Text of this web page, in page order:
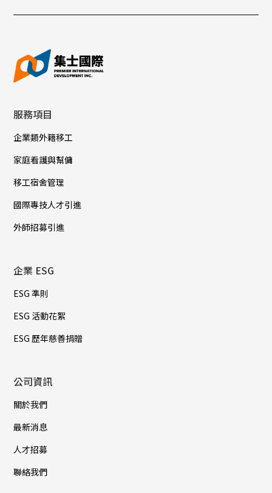
服務項目
企業類外籍移工
家庭看護與幫傭
移工宿舍管理
國際專技人才引進
外師招募引進
企業 ESG
ESG 準則
ESG 活動花絮
ESG 歷年慈善捐贈
公司資訊
關於我們
最新消息
人才招募
聯絡我們